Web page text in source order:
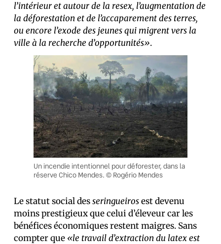
l’intérieur et autour de la resex, l’augmentation de
la déforestation et de l’accaparement des terres,
ou encore l’exode des jeunes qui migrent vers la
ville à la recherche d’opportunités».
Un incendie intentionnel pour déforester, dans la
réserve Chico Mendes. © Rogério Mendes
Le statut social desseringueirosest devenu
moins prestigieux que celui d’éleveur car les
bénéfices économiques restent maigres. Sans
compter que «le travail d’extraction du latex est